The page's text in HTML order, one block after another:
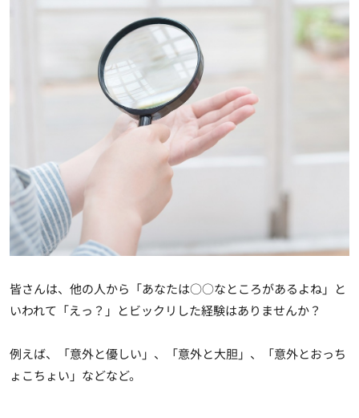
皆さんは、他の人から「あなたは○○なところがあるよね」と
いわれて「えっ？」とビックリした経験はありませんか？
例えば、「意外と優しい」、「意外と大胆」、「意外とおっち
ょこちょい」などなど。